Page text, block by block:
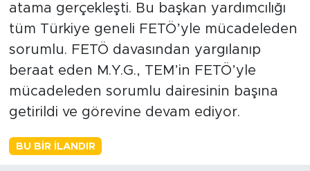
atama gerçekleşti. Bu başkan yardımcılığı
tüm Türkiye geneli FETÖ’yle mücadeleden
sorumlu. FETÖ davasından yargılanıp
beraat eden M.Y.G., TEM’in FETÖ’yle
mücadeleden sorumlu dairesinin başına
getirildi ve görevine devam ediyor.
BU BIR İLANDIR